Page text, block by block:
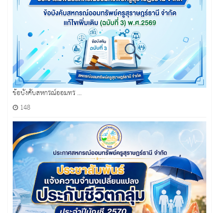
ข้อบังคับสหกรณ์ออมทร ...
148